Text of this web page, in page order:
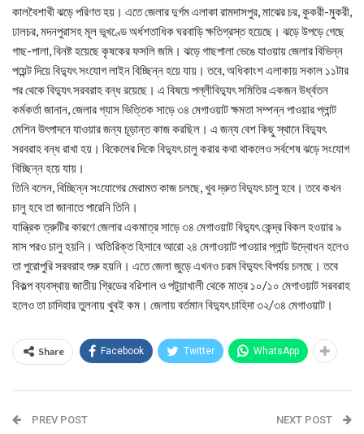
কালবৈশাখী ঝড়ে পরিণত হয়। এতে জেলার দুর্গম এলাকা রামদাসপুর, মাঝের চর, কুকরী-মুকরী,
ঢালচর, মদনপুরাসহ মূল ভূখণ্ডে অর্ধশতাধিক ঘরবাড়ি ক্ষতিগ্রস্ত হয়েছে। ঝড়ে উপড়ে গেছে
গাছ-পালা, বিনষ্ট হয়েছে কৃষকের ফসলি জমি। ঝড়ে গাছপালা ভেঙে যাওয়ায় জেলার বিভিন্ন
পয়েন্ট দিয়ে বিদ্যুৎ সংযোগ লাইন বিচ্ছিন্ন হয়ে যায়। তবে, অধিকাংশ এলাকায় সকাল ১১টার
পর থেকে বিদ্যুৎ সরবরাহ বন্ধ রয়েছে। এ বিষয়ে পল্লীবিদ্যুৎ সমিতির একজন উর্ধ্বতন
কর্মকর্তা জানান, জেলার গ্যাস ভিত্তিক সাড়ে ৩৪ মেগাওয়াট ক্ষমতা সম্পন্ন পাওয়ার প্লান্ট
মেশিন উৎপাদনে যাওয়ার জন্য চূড়ান্ত কাজ করছিল। এ জন্য বেশ কিছু স্থানে বিদ্যুৎ
সরবরাহ বন্ধ রাখা হয়। বিকেলের দিকে বিদ্যুৎ চালু করার কথা থাকলেও সর্বশেষ ঝড়ে সংযোগ
বিচ্ছিন্ন হয়ে যায়।
তিনি বলেন, বিচ্ছিন্ন সংযোগের মেরামত কাজ চলছে, খুব দ্রুত বিদ্যুৎ চালু হবে। তবে কখন
চালু হবে তা জানাতে পারেনি তিনি।
যান্ত্রিক ত্রুটির কারণে জেলার একমাত্র সাড়ে ৩৪ মেগাওয়াট বিদ্যুৎ কেন্দ্র বিকল হওয়ার ৯
মাস পরও চালু হয়নি। অতিরিক্ত হিসাবে আরো ২৪ মেগাওয়াট পাওয়ার প্লান্ট উদ্বোধন হলেও
তা পুরোপুরি সরবরাহ শুরু হয়নি। এতে জেলা জুড়ে এখনও চরম বিদ্যুৎ বিপর্যয় চলছে। তবে
বিকল্প ব্যবস্থায় জাতীয় গ্রিডের বরিশাল ও পটুয়াখালী থেকে মাত্র ১০/১০ মেগাওয়াট সরবরাহ
হলেও তা চাদিহার তুলনায় খুবই কম। জেলায় বর্তমান বিদ্যুৎ চাহিদা ৩২/৩৪ মেগাওয়াট।
Share Facebook Twitter WhatsApp
PREV POST NEXT POST